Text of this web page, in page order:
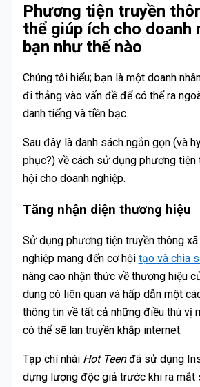
Phương tiện truyền
thể giúp ích cho doanh
bạn như thế nào
Chúng tôi hiểu; bạn là một doanh
đi thẳng vào vấn đề để có thể ra
danh tiếng và tiền bạc.
Sau đây là danh sách ngắn gọn (và
phục?) về cách sử dụng phương tiện
hội cho doanh nghiệp.
Tăng nhận diện thương hiệu
Sử dụng phương tiện truyền thông
nghiệp mang đến cơ hội tạo và chia
nâng cao nhận thức về thương hiệu
dung có liên quan và hấp dẫn một
thông tin về tất cả những điều thú vị
có thể sẽ lan truyền khắp internet.
Tạp chí nhái Hot Teenđã sử dụng
dựng lượng độc giả trước khi ra mắt